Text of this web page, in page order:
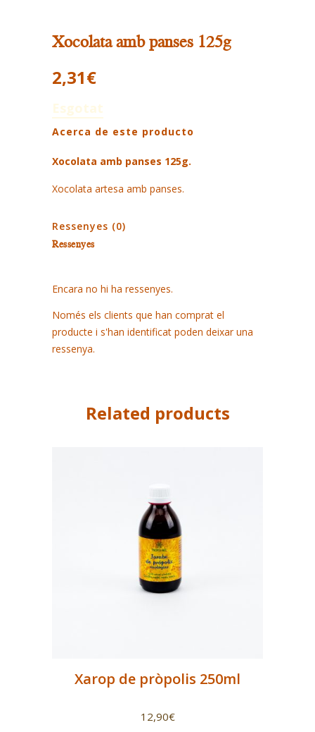
Xocolata amb panses 125g
2,31€
Esgotat
Acerca de este producto
Xocolata amb panses 125g.
Xocolata artesa amb panses.
Ressenyes (0)
Ressenyes
Encara no hi ha ressenyes.
Només els clients que han comprat el
producte i s'han identificat poden deixar una
ressenya.
Related products
Xarop de pròpolis 250ml
12,90€